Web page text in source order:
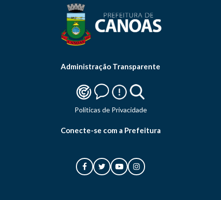
Administração Transparente
Politicas de Privacidade
Conecte-se com a Prefeitura